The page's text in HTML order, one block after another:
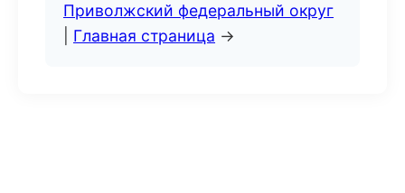
Приволжский федеральный округ
Главная страница →